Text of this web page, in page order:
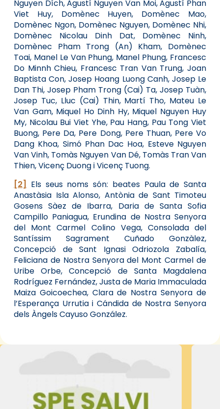
Nguyen Dích, Agustí Nguyen Van Moi, Agustí Phan
Viet Huy, Domènec Huyen, Domènec Mao,
Domènec Ngon, Domènec Nguyen, Domènec Nhi,
Domènec Nicolau Dinh Dat, Domènec Ninh,
Domènec Pham Trong (An) Kham, Domènec
Toai, Manel Le Van Phung, Manel Phung, Francesc
Do Minnh Chieu, Francesc Tran Van Trung, Joan
Baptista Con, Josep Hoang Luong Canh, Josep Le
Dan Thi, Josep Pham Trong (Cai) Ta, Josep Tuàn,
Josep Tuc, Lluc (Cai) Thin, Martí Tho, Mateu Le
Van Gam, Miquel Ho Dinh Hy, Miquel Nguyen Huy
My, Nicolau Bui Viet Yhe, Pau Hang, Pau Tong Viet
Buong, Pere Da, Pere Dong, Pere Thuan, Pere Vo
Dang Khoa, Simó Phan Dac Hoa, Esteve Nguyen
Van Vinh, Tomàs Nguyen Van Dé, Tomàs Tran Van
Thien, Vicenç Duong i Vicenç Tuong.
[2]
Els seus noms són: beates Paula de Santa
Anastàsia Isla Alonso, Antònia de Sant Timoteu
Gosens Sàez de Ibarra, Daria de Santa Sofia
Campillo Paniagua, Erundina de Nostra Senyora
del Mont Carmel Colino Vega, Consolada del
Santíssim Sagrament Cuñado Gonzàlez,
Concepció de Sant Ignasi Odriozola Zabalía,
Feliciana de Nostra Senyora del Mont Carmel de
Uribe Orbe, Concepció de Santa Magdalena
Rodríguez Fernández, Justa de Maria Immaculada
Maiza Goicoechea, Clara de Nostra Senyora de
l’Esperança Urrutia i Cándida de Nostra Senyora
dels Àngels Cayuso González.